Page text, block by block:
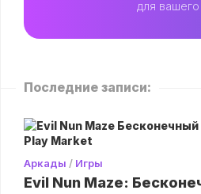
для
Последние записи:
Аркады / Игры
Evil Nun Maze: